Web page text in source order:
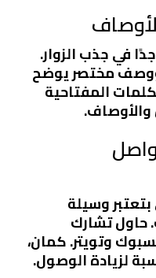
في جذب الزوار.
مختصر يوضح
المفتاحية
وسيلة
حاول تشارك
وتويتر. كمان،
لزيادة الوصول.